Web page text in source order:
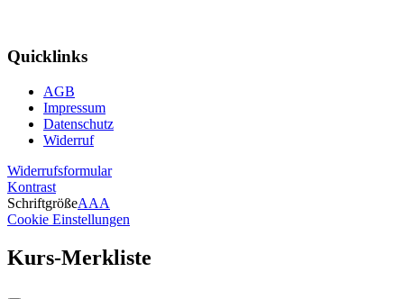
Quicklinks
AGB
Impressum
Datenschutz
Widerruf
Widerrufsformular
Kontrast
SchriftgrößeAAA
Cookie Einstellungen
Kurs-Merkliste